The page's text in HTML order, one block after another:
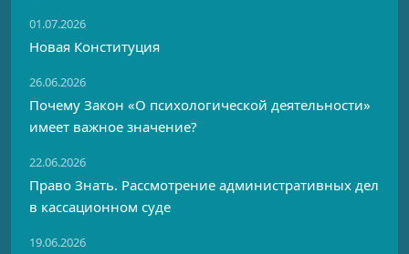
01.07.2026
Новая Конституция
26.06.2026
Почему Закон «О психологической деятельности»
имеет важное значение?
22.06.2026
Право Знать. Рассмотрение административных дел
в кассационном суде
19.06.2026